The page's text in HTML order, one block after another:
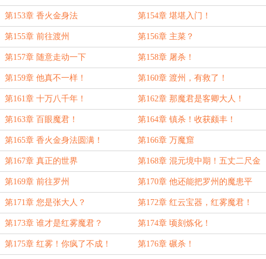
第153章 香火金身法 第154章 堪堪入门！
第155章 前往渡州 第156章 主菜？
第157章 随意走动一下 第158章 屠杀！
第159章 他真不一样！ 第160章 渡州，有救了！
第161章 十万八千年！ 第162章 那魔君是客卿大人！
第163章 百眼魔君！ 第164章 镇杀！收获颇丰！
第165章 香火金身法圆满！ 第166章 万魔窟
第167章 真正的世界 第168章 混元境中期！五丈二尺金
身！
第169章 前往罗州 第170章 他还能把罗州的魔患平
了？
第171章 您是张大人？ 第172章 红云宝器，红雾魔君！
第173章 谁才是红雾魔君？ 第174章 顷刻炼化！
第175章 红雾！你疯了不成！ 第176章 碾杀！